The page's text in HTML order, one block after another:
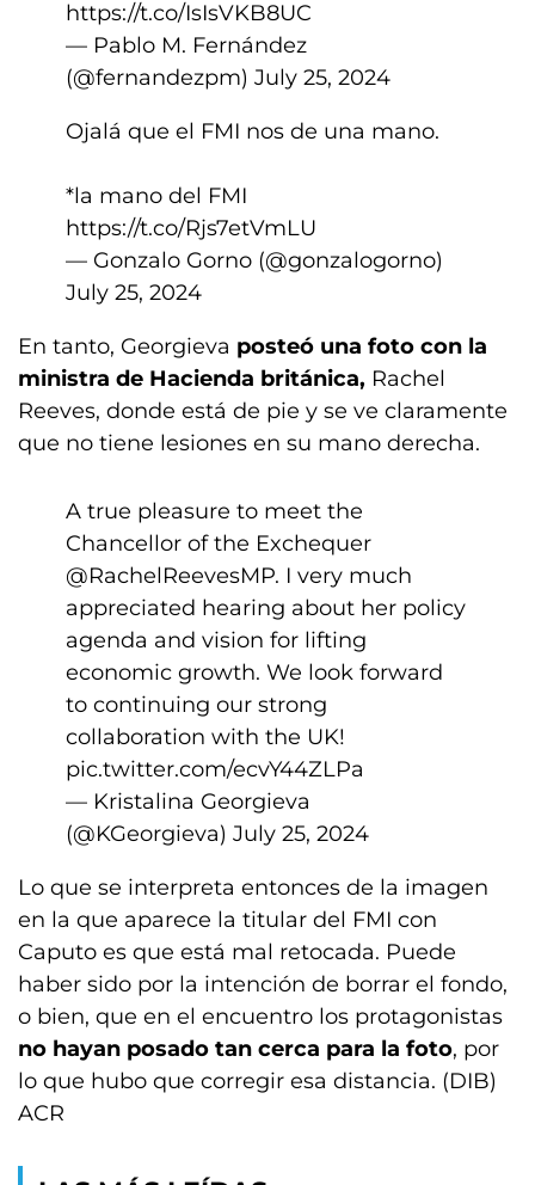
https://t.co/IsIsVKB8UC
— Pablo M. Fernández
(@fernandezpm) July 25, 2024
Ojalá que el FMI nos de una mano.
*la mano del FMI
https://t.co/Rjs7etVmLU
— Gonzalo Gorno (@gonzalogorno)
July 25, 2024
En tanto, Georgieva posteó una foto con la
ministra de Hacienda británica, Rachel
Reeves, donde está de pie y se ve claramente
que no tiene lesiones en su mano derecha.
A true pleasure to meet the
Chancellor of the Exchequer
@RachelReevesMP. I very much
appreciated hearing about her policy
agenda and vision for lifting
economic growth. We look forward
to continuing our strong
collaboration with the UK!
pic.twitter.com/ecvY44ZLPa
— Kristalina Georgieva
(@KGeorgieva) July 25, 2024
Lo que se interpreta entonces de la imagen
en la que aparece la titular del FMI con
Caputo es que está mal retocada. Puede
haber sido por la intención de borrar el fondo,
o bien, que en el encuentro los protagonistas
no hayan posado tan cerca para la foto, por
lo que hubo que corregir esa distancia. (DIB)
ACR